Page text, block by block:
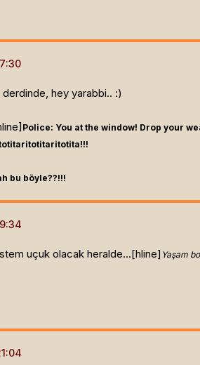
hey yarabbi.. :)
Police: You at the window! Drop your
bu böyle??!!!
uçuk olacak heralde...[hline] Yaşam